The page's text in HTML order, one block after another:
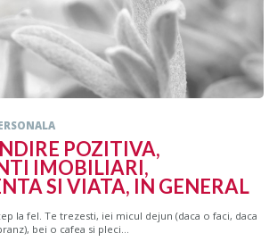
POZITIVA,
IMOBILIARI,
SI VIATA, IN GENERAL
la fel. Te trezesti, iei micul dejun (daca o faci, daca
bei o cafea si pleci...